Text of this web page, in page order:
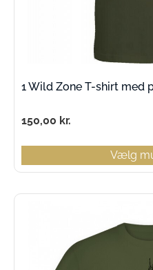
1 Wild Zone T-shirt med
150,00 kr.
Vælg